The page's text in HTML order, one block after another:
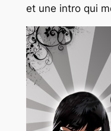
et une intro qui